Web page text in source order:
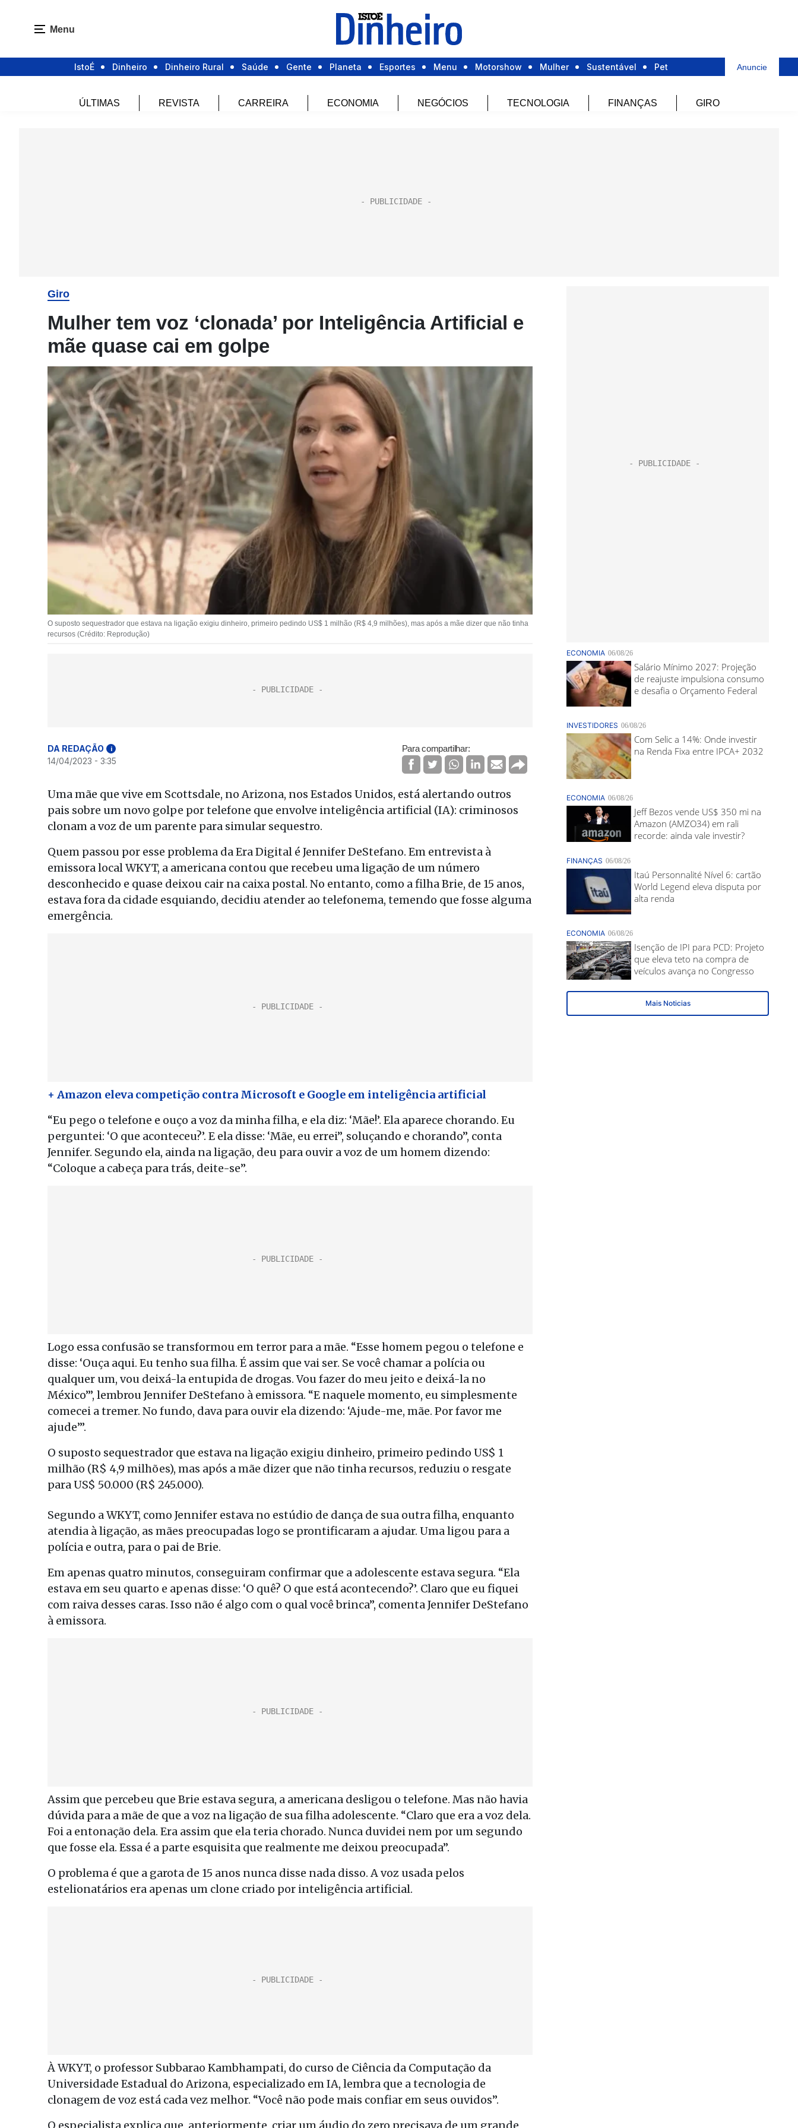
Menu
IstoÉ Dinheiro Dinheiro Rural Saúde Gente Planeta Esportes Menu Motorshow Mulher Sustentável Pet Anuncie
ÚLTIMAS REVISTA CARREIRA ECONOMIA NEGÓCIOS TECNOLOGIA FINANÇAS GIRO
Giro
Mulher tem voz ‘clonada’ por Inteligência Artificial e
mãe quase cai em golpe
O suposto sequestrador que estava na ligação exigiu dinheiro, primeiro pedindo US$ 1 milhão (R$ 4,9 milhões), mas após a mãe dizer que não tinha
recursos (Crédito: Reprodução)
DA REDAÇÃO i
14/04/2023 - 3:35
Para compartilhar:
Uma mãe que vive em Scottsdale, no Arizona, nos Estados Unidos, está alertando outros
pais sobre um novo golpe por telefone que envolve inteligência artificial (IA): criminosos
clonam a voz de um parente para simular sequestro.
Quem passou por esse problema da Era Digital é Jennifer DeStefano. Em entrevista à
emissora local WKYT, a americana contou que recebeu uma ligação de um número
desconhecido e quase deixou cair na caixa postal. No entanto, como a filha Brie, de 15 anos,
estava fora da cidade esquiando, decidiu atender ao telefonema, temendo que fosse alguma
emergência.
+ Amazon eleva competição contra Microsoft e Google em inteligência artificial
“Eu pego o telefone e ouço a voz da minha filha, e ela diz: ‘Mãe!’. Ela aparece chorando. Eu
perguntei: ‘O que aconteceu?’. E ela disse: ‘Mãe, eu errei”, soluçando e chorando”, conta
Jennifer. Segundo ela, ainda na ligação, deu para ouvir a voz de um homem dizendo:
“Coloque a cabeça para trás, deite-se”.
Logo essa confusão se transformou em terror para a mãe. “Esse homem pegou o telefone e
disse: ‘Ouça aqui. Eu tenho sua filha. É assim que vai ser. Se você chamar a polícia ou
qualquer um, vou deixá-la entupida de drogas. Vou fazer do meu jeito e deixá-la no
México’”, lembrou Jennifer DeStefano à emissora. “E naquele momento, eu simplesmente
comecei a tremer. No fundo, dava para ouvir ela dizendo: ‘Ajude-me, mãe. Por favor me
ajude’”.
O suposto sequestrador que estava na ligação exigiu dinheiro, primeiro pedindo US$ 1
milhão (R$ 4,9 milhões), mas após a mãe dizer que não tinha recursos, reduziu o resgate
para US$ 50.000 (R$ 245.000).
Segundo a WKYT, como Jennifer estava no estúdio de dança de sua outra filha, enquanto
atendia à ligação, as mães preocupadas logo se prontificaram a ajudar. Uma ligou para a
polícia e outra, para o pai de Brie.
Em apenas quatro minutos, conseguiram confirmar que a adolescente estava segura. “Ela
estava em seu quarto e apenas disse: ‘O quê? O que está acontecendo?’. Claro que eu fiquei
com raiva desses caras. Isso não é algo com o qual você brinca”, comenta Jennifer DeStefano
à emissora.
Assim que percebeu que Brie estava segura, a americana desligou o telefone. Mas não havia
dúvida para a mãe de que a voz na ligação de sua filha adolescente. “Claro que era a voz dela.
Foi a entonação dela. Era assim que ela teria chorado. Nunca duvidei nem por um segundo
que fosse ela. Essa é a parte esquisita que realmente me deixou preocupada”.
O problema é que a garota de 15 anos nunca disse nada disso. A voz usada pelos
estelionatários era apenas um clone criado por inteligência artificial.
À WKYT, o professor Subbarao Kambhampati, do curso de Ciência da Computação da
Universidade Estadual do Arizona, especializado em IA, lembra que a tecnologia de
clonagem de voz está cada vez melhor. “Você não pode mais confiar em seus ouvidos”.